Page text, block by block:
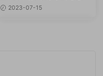
6页PDF文档】
2023-07-15